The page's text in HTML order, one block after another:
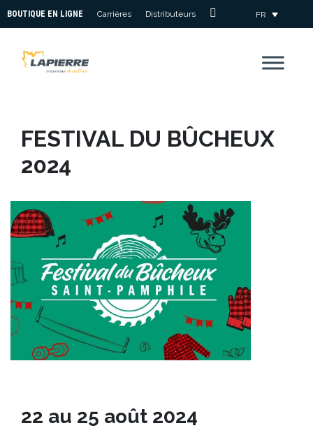
BOUTIQUE EN LIGNE Carrières
Distributeurs
Nous
FR
FESTIVAL DU BÛCHEUX
2024
22 au 25 août 2024